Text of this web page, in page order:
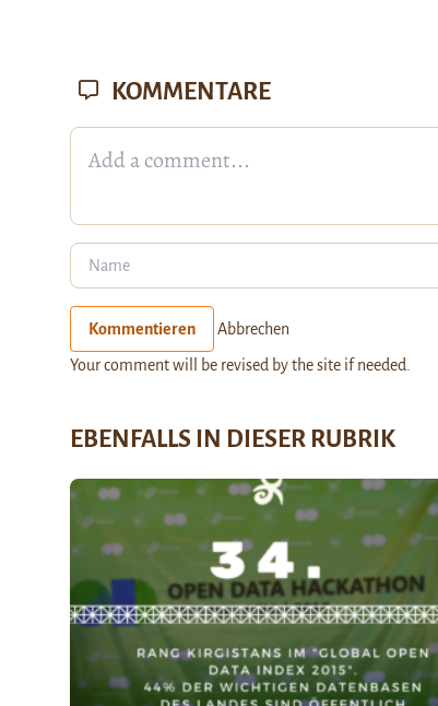
KOMMENTARE
Kommentieren Abbrechen
Your comment will be revised by the site if needed.
EBENFALLS IN DIESER RUBRIK